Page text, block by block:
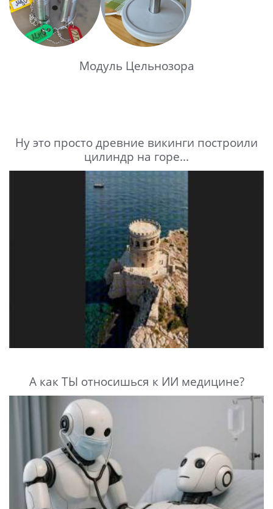
Модуль Цельнозора
Ну это просто древние викинги построили
цилиндр на горе...
А как ТЫ относишься к ИИ медицине?